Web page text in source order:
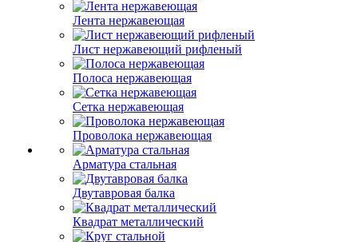
Лента нержавеющая
Лист нержавеющий рифленый
Полоса нержавеющая
Сетка нержавеющая
Проволока нержавеющая
Арматура стальная
Двутавровая балка
Квадрат металлический